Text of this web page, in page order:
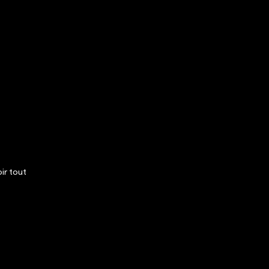
tout